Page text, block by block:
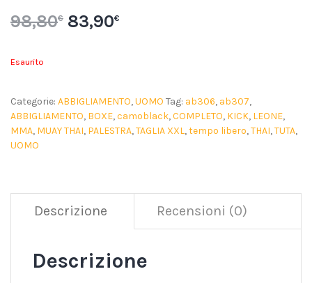
98,80€ 83,90€
Esaurito
Categorie: ABBIGLIAMENTO,UOMO Tag: ab306, ab307,
ABBIGLIAMENTO, BOXE,camoblack,COMPLETO, KICK, LEONE,
MMA, MUAY THAI, PALESTRA,TAGLIA XXL,tempo libero,THAI,TUTA,
UOMO
Descrizione Recensioni (0)
Descrizione